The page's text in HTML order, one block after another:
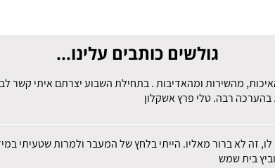
גולשים כותבים עלינו...
מהשירות ומהאדיבות . בתחילת השבוע יצרתם איתי קשר
בהערכה רבה. טלי פרץ אשקלון
לו, זה לא ברור מאליו. הייתי בלחץ של המעבר ולמרות שטעיתי
בית שמש